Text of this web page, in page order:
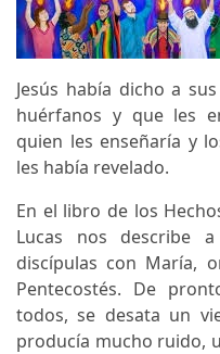
Jesús había dicho a
huérfanos y que les
quien les enseñaría y
les había revelado.
En el libro de los
Lucas nos describe
discípulas con María,
Pentecostés. De
todos, se desata un
producía mucho ruido,